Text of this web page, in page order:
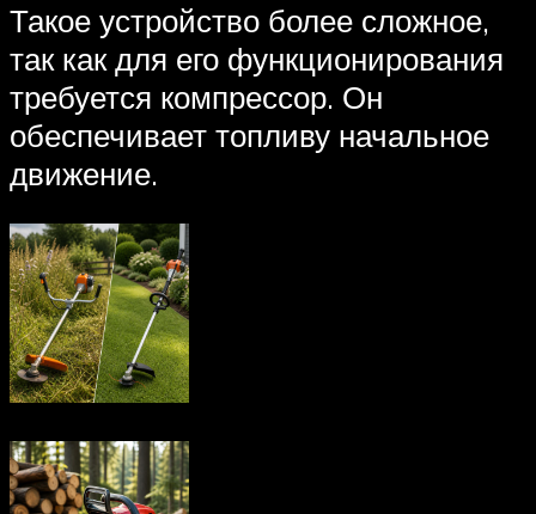
Такое устройство более сложное,
так как для его функционирования
требуется компрессор. Он
обеспечивает топливу начальное
движение.